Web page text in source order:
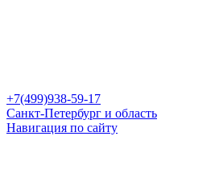
+7(499)938-59-17
Санкт-Петербург и область
Навигация по сайту